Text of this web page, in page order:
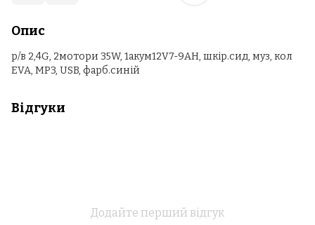
Опис
р/в 2,4G, 2мотори 35W, 1акум12V7-9AH, шкір.сид, муз, кол
EVA, MP3, USB, фарб.синій
Відгуки
Додайте перший відгук